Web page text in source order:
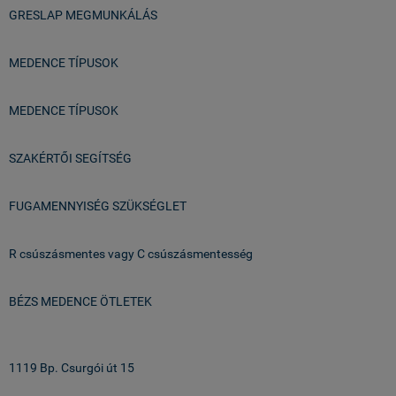
GRESLAP MEGMUNKÁLÁS
MEDENCE TÍPUSOK
MEDENCE TÍPUSOK
SZAKÉRTŐI SEGÍTSÉG
FUGAMENNYISÉG SZÜKSÉGLET
R csúszásmentes vagy C csúszásmentesség
BÉZS MEDENCE ÖTLETEK
1119 Bp. Csurgói út 15